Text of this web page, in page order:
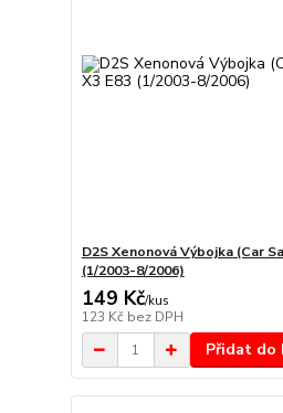
D2S Xenonová Výbojka (Car
(1/2003-8/2006)
149 Kč/kus
123 Kč bez DPH
Přidat do